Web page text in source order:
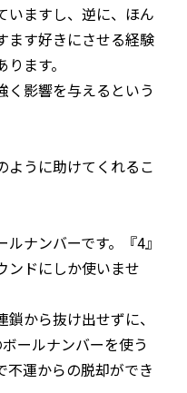
いますし、逆に、ほん
ます好きにさせる経験
ます。
く影響を与えるという
ように助けてくれるこ
ナンバーです。『4』
ンドにしか使いませ
から抜け出せずに、
ールナンバーを使う
不運からの脱却ができ